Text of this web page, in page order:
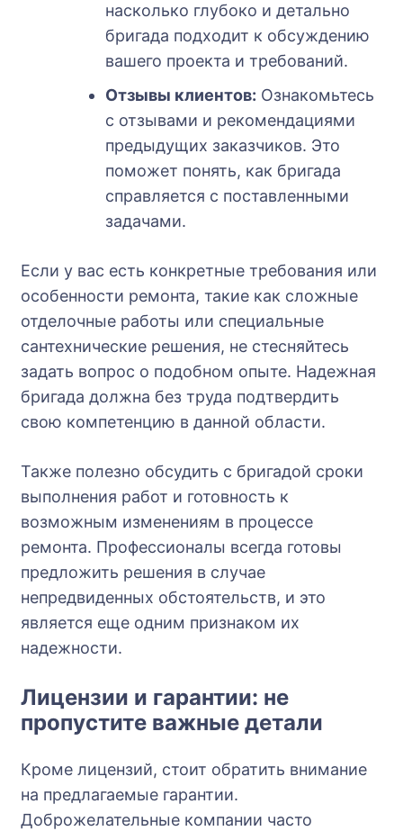
насколько глубоко и детально
бригада подходит к обсуждению
вашего проекта и требований.
Отзывы клиентов: Ознакомьтесь
с отзывами и рекомендациями
предыдущих заказчиков. Это
поможет понять, как бригада
справляется с поставленными
задачами.
Если у вас есть конкретные требования или
особенности ремонта, такие как сложные
отделочные работы или специальные
сантехнические решения, не стесняйтесь
задать вопрос о подобном опыте. Надежная
бригада должна без труда подтвердить
свою компетенцию в данной области.
Также полезно обсудить с бригадой сроки
выполнения работ и готовность к
возможным изменениям в процессе
ремонта. Профессионалы всегда готовы
предложить решения в случае
непредвиденных обстоятельств, и это
является еще одним признаком их
надежности.
Лицензии и гарантии: не
пропустите важные детали
Кроме лицензий, стоит обратить внимание
на предлагаемые гарантии.
Доброжелательные компании часто